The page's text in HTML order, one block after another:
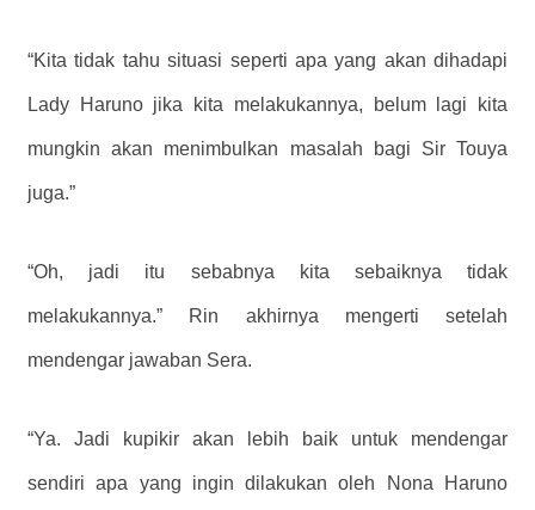
“Kita tidak tahu situasi seperti apa yang akan dihadapi
Lady Haruno jika kita melakukannya, belum lagi kita
mungkin akan menimbulkan masalah bagi Sir Touya
juga.”
“Oh, jadi itu sebabnya kita sebaiknya tidak
melakukannya.” Rin akhirnya mengerti setelah
mendengar jawaban Sera.
“Ya. Jadi kupikir akan lebih baik untuk mendengar
sendiri apa yang ingin dilakukan oleh Nona Haruno